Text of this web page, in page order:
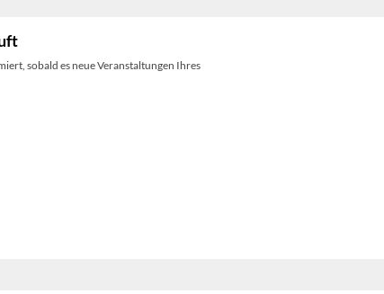
sobald es neue Veranstaltungen Ihres